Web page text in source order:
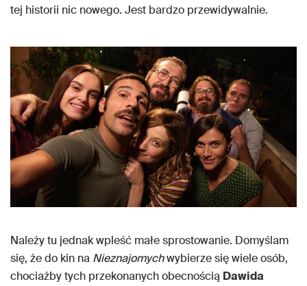
tej historii nic nowego. Jest bardzo przewidywalnie.
Należy tu jednak wpleść małe sprostowanie. Domyślam
się, że do kin na Nieznajomychwybierze się wiele osób,
chociażby tych przekonanych obecnością Dawida